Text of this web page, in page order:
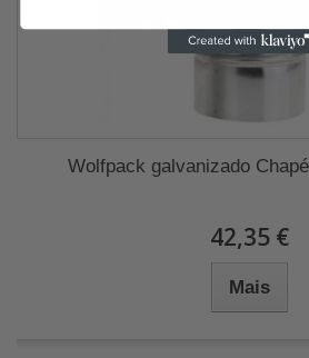
Wolfpack galvanizado
42,35 €
Mais